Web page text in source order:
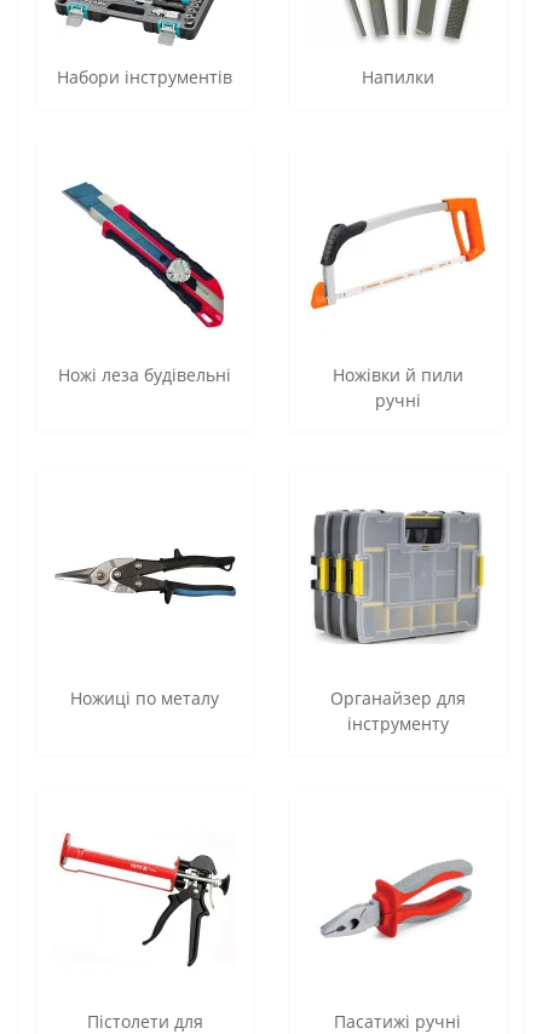
Набори інструментів Напилки
Ножі леза будівельні
Ножівки й пили
ручні
Ножиці по металу
Органайзер для
інструменту
Пістолети для Пасатижі ручні